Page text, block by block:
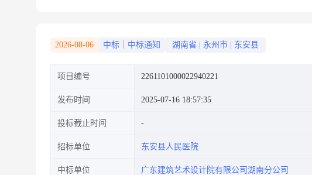
2026-08-06 中标｜中标通知 湖南省 永州市 东安县
项目编号 2261101000022940221
发布时间 2025-07-16 18:57:35
投标截止时间
招标单位 东安县人民医院
中标单位 广东建筑艺术设计院有限公司湖南分公司